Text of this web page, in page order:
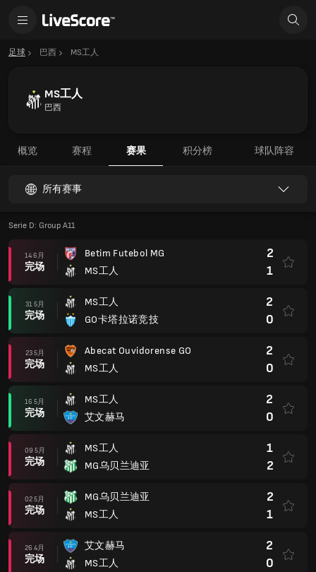
足球 巴西 MS工人
MS工人
巴西
概览 赛程 赛果 积分榜 球队阵容
所有赛事
Serie D: Group A11
14 6月
完场
Betim Futebol MG
MS工人
2
1
31 5月
完场
MS工人
GO卡塔拉诺竞技
2
0
23 5月
完场
Abecat Ouvidorense GO
MS工人
2
0
16 5月
完场
MS工人
艾文赫马
2
0
09 5月
完场
MS工人
MG乌贝兰迪亚
1
2
02 5月
完场
MG乌贝兰迪亚
MS工人
2
1
26 4月
完场
艾文赫马
MS工人
2
0